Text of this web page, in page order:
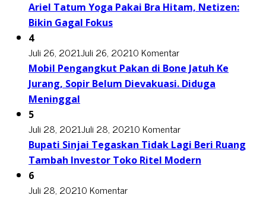
Ariel Tatum Yoga Pakai Bra Hitam, Netizen:
Bikin Gagal Fokus
4
Juli 26, 2021Juli 26, 20210 Komentar
Mobil Pengangkut Pakan di Bone Jatuh Ke
Jurang, Sopir Belum Dievakuasi. Diduga
Meninggal
5
Juli 28, 2021Juli 28, 20210 Komentar
Bupati Sinjai Tegaskan Tidak Lagi Beri Ruang
Tambah Investor Toko Ritel Modern
6
Juli 28, 20210 Komentar